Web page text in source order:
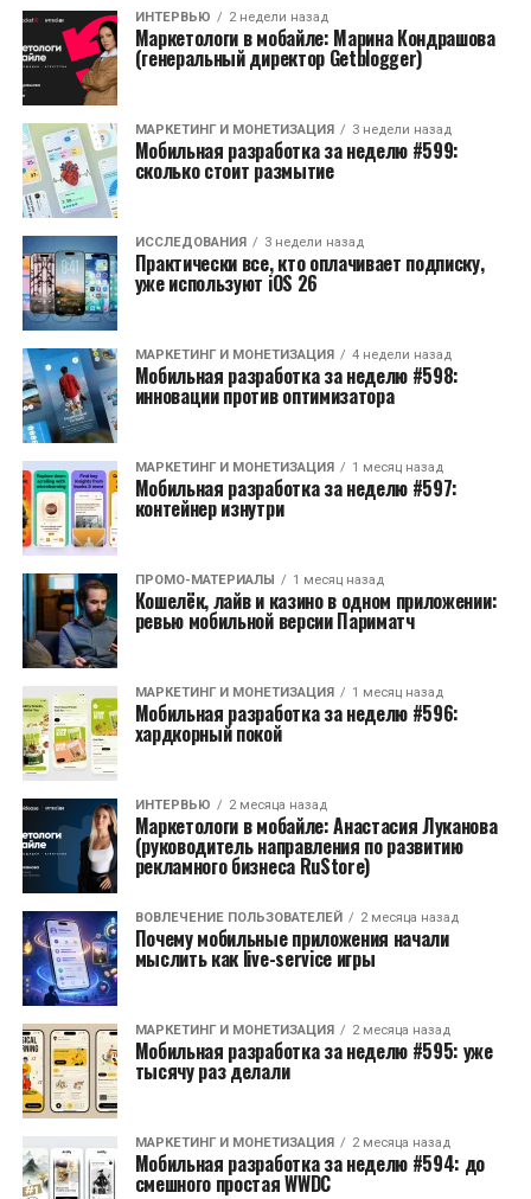
ИНТЕРВЬЮ 2 недели назад
Маркетологи в мобайле: Марина Кондрашова
(генеральный директор Getblogger)
МАРКЕТИНГ И МОНЕТИЗАЦИЯ 3 недели назад
Мобильная разработка за неделю #599:
сколько стоит размытие
ИССЛЕДОВАНИЯ 3 недели назад
Практически все, кто оплачивает подписку,
уже используют iOS 26
МАРКЕТИНГ И МОНЕТИЗАЦИЯ 4 недели назад
Мобильная разработка за неделю #598:
инновации против оптимизатора
МАРКЕТИНГ И МОНЕТИЗАЦИЯ 1 месяц назад
Мобильная разработка за неделю #597:
контейнер изнутри
ПРОМО-МАТЕРИАЛЫ 1 месяц назад
Кошелёк, лайв и казино в одном приложении:
ревью мобильной версии Париматч
МАРКЕТИНГ И МОНЕТИЗАЦИЯ 1 месяц назад
Мобильная разработка за неделю #596:
хардкорный покой
ИНТЕРВЬЮ 2 месяца назад
Маркетологи в мобайле: Анастасия Луканова
(руководитель направления по развитию
рекламного бизнеса RuStore)
ВОВЛЕЧЕНИЕ ПОЛЬЗОВАТЕЛЕЙ 2 месяца назад
Почему мобильные приложения начали
мыслить как live-service игры
МАРКЕТИНГ И МОНЕТИЗАЦИЯ 2 месяца назад
Мобильная разработка за неделю #595: уже
тысячу раз делали
МАРКЕТИНГ И МОНЕТИЗАЦИЯ 2 месяца назад
Мобильная разработка за неделю #594: до
смешного простая WWDC